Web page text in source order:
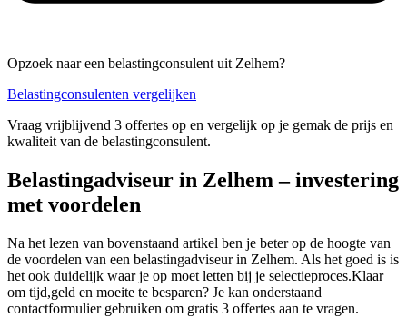
Opzoek naar een belastingconsulent uit Zelhem?
Belastingconsulenten vergelijken
Vraag vrijblijvend 3 offertes op en vergelijk op je gemak de prijs en
kwaliteit van de belastingconsulent.
Belastingadviseur in Zelhem – investering
met voordelen
Na het lezen van bovenstaand artikel ben je beter op de hoogte van
de voordelen van een belastingadviseur in Zelhem. Als het goed is is
het ook duidelijk waar je op moet letten bij je selectieproces.Klaar
om tijd,geld en moeite te besparen? Je kan onderstaand
contactformulier gebruiken om gratis 3 offertes aan te vragen.